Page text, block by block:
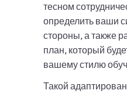
тесном
определить ваши
стороны, а также
план, который
вашему стилю
Такой